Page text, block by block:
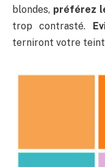
blondes, préférez
trop contrasté.
terniront votre